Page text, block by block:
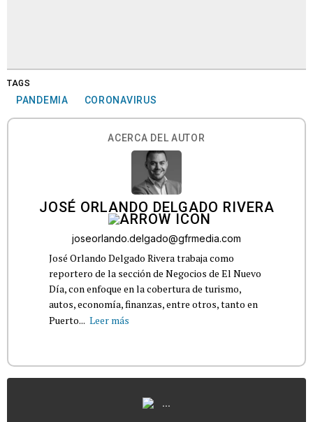
TAGS
PANDEMIA CORONAVIRUS
ACERCA DEL AUTOR
JOSÉ ORLANDO DELGADO RIVERA
joseorlando.delgado@gfrmedia.com
José Orlando Delgado Rivera trabaja como
reportero de la sección de Negocios de El Nuevo
Día, con enfoque en la cobertura de turismo,
autos, economía, finanzas, entre otros, tanto en
Puerto... Leer más
...